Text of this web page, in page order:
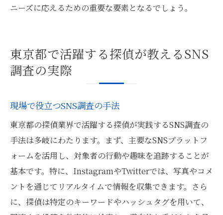
ニーズに応えるための重要な要素となるでしょう。
東京都で活躍する探偵が教えるSNS
調査の実際
現場で役立つSNS調査の手法
東京都の探偵業界で活躍する探偵が実践するSNS調査の
手法は多岐にわたります。まず、主要なSNSプラットフ
ォームを活用し、対象者の行動や趣味を追跡することが
基本です。特に、InstagramやTwitterでは、写真やコメ
ントを通じてリアルタイムで情報を収集できます。さら
に、探偵は特定のキーワードやハッシュタグを用いて、